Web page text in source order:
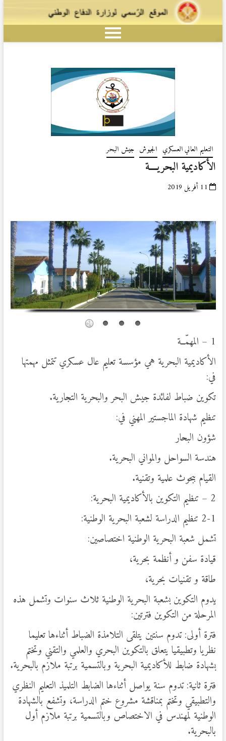
التعليم العالي العسكري الجيوش جيش البحر
الأكاديمية البحريــــة
11 أفريل 2019
1 – المهمّــة
الأكاديمية البحرية هي مؤسسة تعليم عال عسكري تتمثل مهمتها
في:
تكوين ضباط لفائدة جيش البحر والبحرية التجارية.
تنظيم شهادة الماجستير المهني في:
شؤون البحار
هندسة السواحل والمواني البحرية.
القيام ببحوث علمية وتقنية.
2 – تنظيم التكوين بالأكاديمية البحرية:
2-1 تنظيم الدراسة لشعبة البحرية الوطنية:
تشمل شعبة البحرية الوطنية اختصاصين:
قيادة سفن و أنظمة بحرية،
طاقة و تقنيات بحرية،
يدوم التكوين بشعبة البحرية الوطنية ثلاث سنوات وتشمل هذه
المرحلة من التكوين فترتين:
فترة أولى: تدوم سنتين يتلقى التلامذة الضباط أثناءها تعليما
نظريا وتطبيقيا يتعلق بالتكوين البحري والعلمي والتقني وتختم
بشهادة ضابط للأكاديمية البحرية وبالتسمية برتبة ملازم بالبحرية.
فترة ثانية: تدوم سنة يواصل أثناءها الضابط التلميذ التعليم النظري
والتطبيقي وتختم بمناقشة مشروع ختم الدراسة، وتشفع بالشهادة
الوطنية لمهندس في الاختصاص وبالتسمية برتبة ملازم أول
بالبحرية.